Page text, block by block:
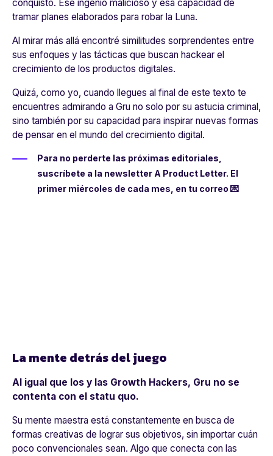
conquistó. Ese ingenio malicioso y esa capacidad de
tramar planes elaborados para robar la Luna.
Al mirar más allá encontré similitudes sorprendentes entre
sus enfoques y las tácticas que buscan hackear el
crecimiento de los productos digitales.
Quizá, como yo, cuando llegues al final de este texto te
encuentres admirando a Gru no solo por su astucia criminal,
sino también por su capacidad para inspirar nuevas formas
de pensar en el mundo del crecimiento digital.
Para no perderte las próximas editoriales,
suscríbete a la newsletter A Product Letter. El
primer miércoles de cada mes, en tu correo 💌
La mente detrás del juego
Al igual que los y las Growth Hackers, Gru no se
contenta con el statu quo.
Su mente maestra está constantemente en busca de
formas creativas de lograr sus objetivos, sin importar cuán
poco convencionales sean. Algo que conecta con las